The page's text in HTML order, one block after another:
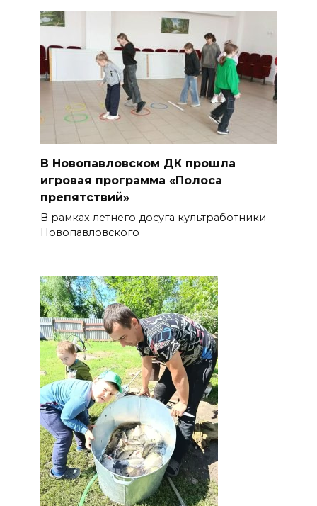
В Новопавловском ДК прошла
игровая программа «Полоса
препятствий»
В рамках летнего досуга культработники
Новопавловского